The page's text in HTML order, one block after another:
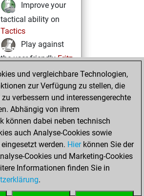
Improve your
tactical ability on
Tactics
Play against
the user friendlyFritz
Test and
improve your
openings knowledge
onMyMoves
Play and
follow your friends'
games on Play
Solve some
beautiful and
und vergleichbare Technologien,
zur Verfügung zu stellen, die
verbessern und interessengerechte
Abhängig von ihrem
können dabei neben technisch
auch Analyse-Cookies sowie
werden. Hierkönnen Sie der
Cookies und Marketing-Cookies
Informationen finden Sie in
.